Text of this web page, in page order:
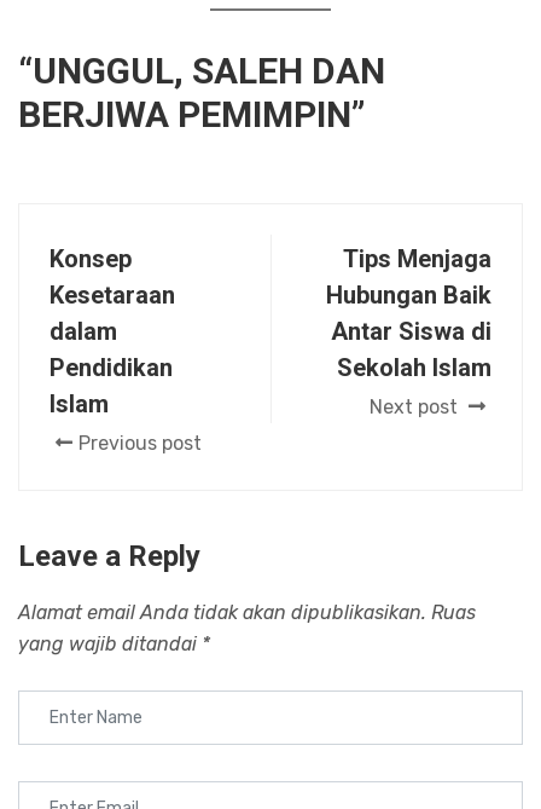
“UNGGUL, SALEH DAN
BERJIWA PEMIMPIN”
Konsep
Kesetaraan
dalam
Pendidikan
Islam
Previous post
Tips Menjaga
Hubungan Baik
Antar Siswa di
Sekolah Islam
Next post
Leave a Reply
Alamat email Anda tidak akan dipublikasikan. Ruas
yang wajib ditandai *